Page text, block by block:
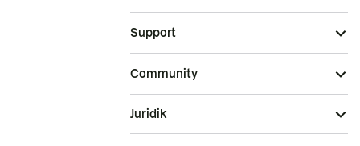
Support
Community
Juridik